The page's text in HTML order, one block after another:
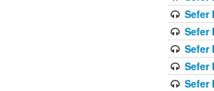
Sefer
Sefer
Sefer
Sefer
Sefer